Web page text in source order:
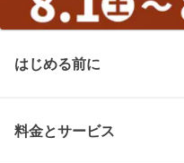
はじめる前に
料金とサービス